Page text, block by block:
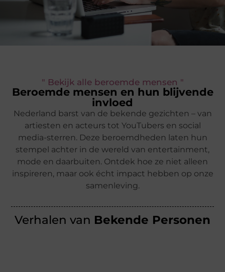
" Bekijk alle beroemde mensen "
Beroemde mensen en hun blijvende
invloed
Nederland barst van de bekende gezichten – van
artiesten en acteurs tot YouTubers en social
media-sterren. Deze beroemdheden laten hun
stempel achter in de wereld van entertainment,
mode en daarbuiten. Ontdek hoe ze niet alleen
inspireren, maar ook écht impact hebben op onze
samenleving.
Verhalen van Bekende Personen